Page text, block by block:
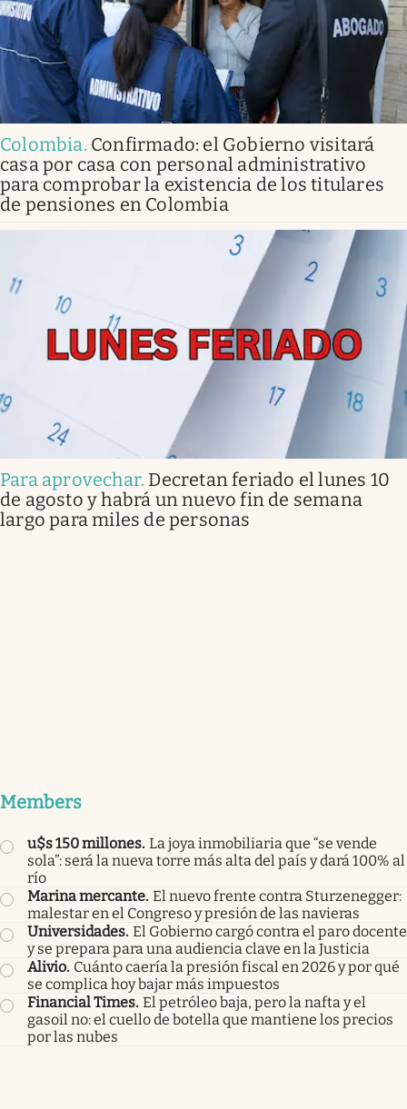
Colombia. Confirmado: el Gobierno visitará
casa por casa con personal administrativo
para comprobar la existencia de los titulares
de pensiones en Colombia
Para aprovechar. Decretan feriado el lunes 10
de agosto y habrá un nuevo fin de semana
largo para miles de personas
Members
u$s 150 millones. La joya inmobiliaria que “se vende
sola”: será la nueva torre más alta del país y dará 100% al
río
Marina mercante. El nuevo frente contra Sturzenegger:
malestar en el Congreso y presión de las navieras
Universidades. El Gobierno cargó contra el paro docente
y se prepara para una audiencia clave en la Justicia
Alivio. Cuánto caería la presión fiscal en 2026 y por qué
se complica hoy bajar más impuestos
Financial Times. El petróleo baja, pero la nafta y el
gasoil no: el cuello de botella que mantiene los precios
por las nubes